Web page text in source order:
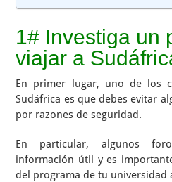
1# Investiga un
viajar a
En primer lugar, uno de los
Sudáfrica es que debes evitar
por razones de seguridad.
En particular, algunos
información útil y es
del programa de tu universidad